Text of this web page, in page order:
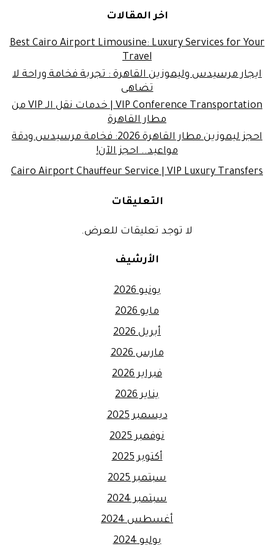
اخر المقالات
Best Cairo Airport Limousine: Luxury Services for Your
Travel
ايجار مرسيدس وليموزين القاهرة : تجربة فخامة وراحة لا
تضاهى
VIP Conference Transportation | خدمات نقل الـ VIP من
مطار القاهرة
احجز ليموزين مطار القاهرة 2026: فخامة مرسيدس ودقة
مواعيد.. احجز الآن!
Cairo Airport Chauffeur Service | VIP Luxury Transfers
التعليقات
لا توجد تعليقات للعرض.
الأرشيف
يونيو 2026
مايو 2026
أبريل 2026
مارس 2026
فبراير 2026
يناير 2026
ديسمبر 2025
نوفمبر 2025
أكتوبر 2025
سبتمبر 2025
سبتمبر 2024
أغسطس 2024
يوليو 2024